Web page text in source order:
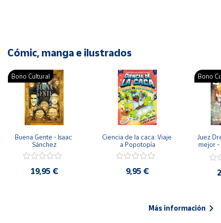
Cómic, manga e ilustrados
Bono Cultural
Buena Gente - Isaac
Sánchez
19,95 €
Ciencia de la caca: Viaje
a Popotopía
9,95 €
Bono
Juez
mejor -
Más información